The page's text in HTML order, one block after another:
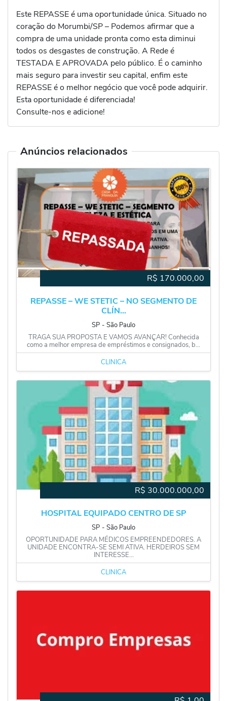
Este REPASSE é uma oportunidade única. Situado no
coração do Morumbi/SP – Podemos afirmar que a
compra de uma unidade pronta como esta diminui
todos os desgastes de construção. A Rede é
TESTADA E APROVADA pelo público. É o caminho
mais seguro para investir seu capital, enfim este
REPASSE é o melhor negócio que você pode adquirir.
Esta oportunidade é diferenciada!
Consulte-nos e adicione!
Anúncios relacionados
R$ 170.000,00
REPASSE – WE STETIC – NO SEGMENTO DE
CLÍN...
SP ‐ São Paulo
TRAGA SUA PROPOSTA E VAMOS AVANÇAR! Conhecida
como a melhor empresa de empréstimos e consignados, b...
CLÍNICA
R$ 30.000.000,00
HOSPITAL EQUIPADO CENTRO DE SP
SP ‐ São Paulo
OPORTUNIDADE PARA MÉDICOS EMPREENDEDORES. A
UNIDADE ENCONTRA-SE SEMI ATIVA. HERDEIROS SEM
INTERESSE...
CLÍNICA